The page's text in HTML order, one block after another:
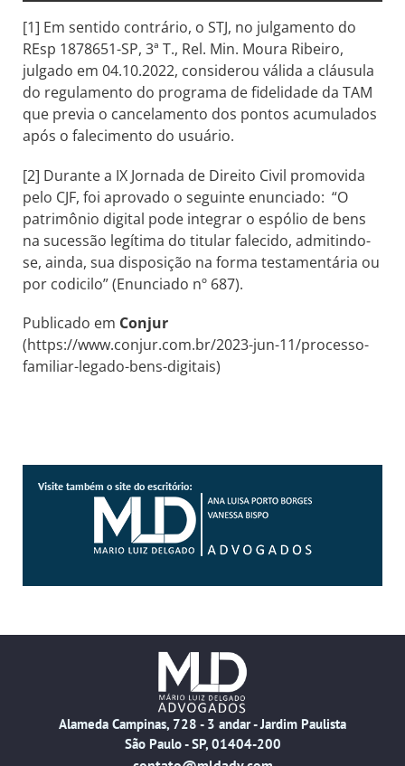
[1] Em sentido contrário, o STJ, no julgamento do
REsp 1878651-SP, 3ª T., Rel. Min. Moura Ribeiro,
julgado em 04.10.2022, considerou válida a cláusula
do regulamento do programa de fidelidade da TAM
que previa o cancelamento dos pontos acumulados
após o falecimento do usuário.
[2] Durante a IX Jornada de Direito Civil promovida
pelo CJF, foi aprovado o seguinte enunciado: “O
patrimônio digital pode integrar o espólio de bens
na sucessão legítima do titular falecido, admitindo-
se, ainda, sua disposição na forma testamentária ou
por codicilo” (Enunciado nº 687).
Publicado em Conjur
(https://www.conjur.com.br/2023-jun-11/processo-
familiar-legado-bens-digitais)
Visite também o site do escritório:
Alameda Campinas, 728 - 3 andar - Jardim Paulista
São Paulo - SP, 01404-200